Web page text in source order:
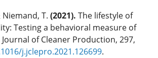
Niemand, T. (2021). The lifestyle of
Testing a behavioral measure of
of Cleaner Production, 297,
j.jclepro.2021.126699.